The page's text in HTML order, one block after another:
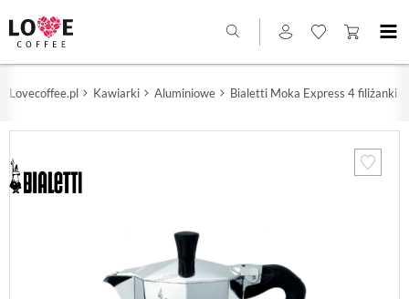
Lovecoffee.pl Kawiarki Aluminiowe Bialetti Moka Express 4 filiżanki